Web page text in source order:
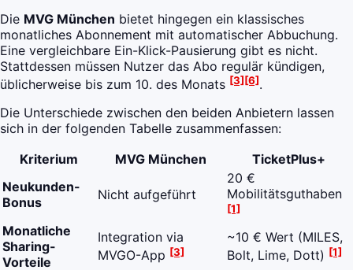
Die MVG München bietet hingegen ein klassisches
monatliches Abonnement mit automatischer Abbuchung.
Eine vergleichbare Ein-Klick-Pausierung gibt es nicht.
Stattdessen müssen Nutzer das Abo regulär kündigen,
üblicherweise bis zum 10. des Monats [3][6].
Die Unterschiede zwischen den beiden Anbietern lassen
sich in der folgenden Tabelle zusammenfassen:
Kriterium
MVG München
TicketPlus+
Neukunden-
Bonus
Nicht aufgeführt
20 €
Mobilitätsguthaben
[1]
Monatliche
Sharing-
Vorteile
Integration via
MVGO-App [3]
~10 € Wert (MILES,
Bolt, Lime, Dott) [1]